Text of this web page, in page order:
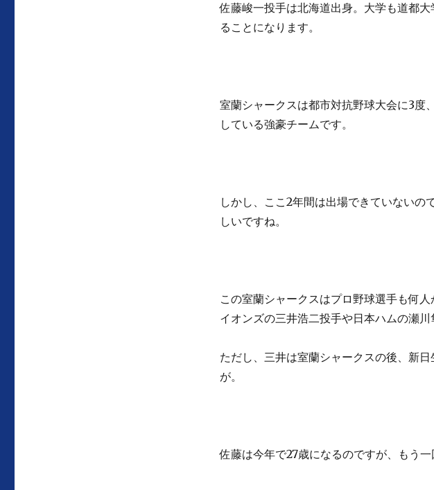
佐藤峻一投手は北海道出身。大学も道都
ることになります。
室蘭シャークスは都市対抗野球大会に3度
している強豪チームです。
しかし、ここ2年間は出場できていないの
しいですね。
この室蘭シャークスはプロ野球選手も何
イオンズの三井浩二投手や日本ハムの瀬川
ただし、三井は室蘭シャークスの後、新
が。
佐藤は今年で27歳になるのですが、もう一